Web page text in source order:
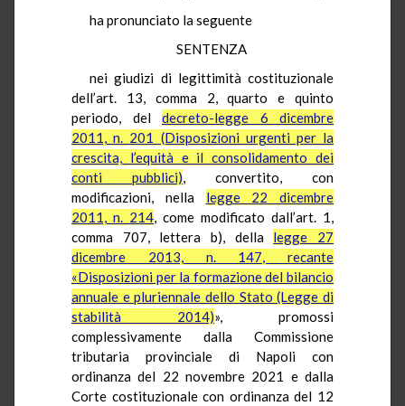
ha pronunciato la seguente
SENTENZA
nei giudizi di legittimità costituzionale
dell’art. 13, comma 2, quarto e quinto
periodo, del decreto-legge 6 dicembre
2011, n. 201 (Disposizioni urgenti per la
crescita, l’equità e il consolidamento dei
conti pubblici), convertito, con
modificazioni, nella legge 22 dicembre
2011, n. 214, come modificato dall’art. 1,
comma 707, lettera b), della legge 27
dicembre 2013, n. 147, recante
«Disposizioni per la formazione del bilancio
annuale e pluriennale dello Stato (Legge di
stabilità 2014)», promossi
complessivamente dalla Commissione
tributaria provinciale di Napoli con
ordinanza del 22 novembre 2021 e dalla
Corte costituzionale con ordinanza del 12